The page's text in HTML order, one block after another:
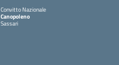
Convitto Nazionale
Canopoleno
Sassari